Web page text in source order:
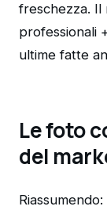
freschezza.
professionali
ultime fatte
Le foto
del